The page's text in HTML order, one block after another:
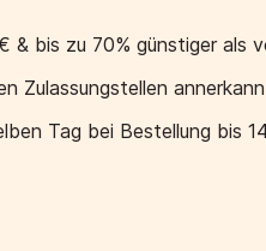
& bis zu 70% günstiger als
Zulassungstellen
Tag bei Bestellung bis